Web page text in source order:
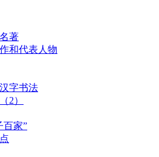
著
和代表人物
字书法
2）
家”